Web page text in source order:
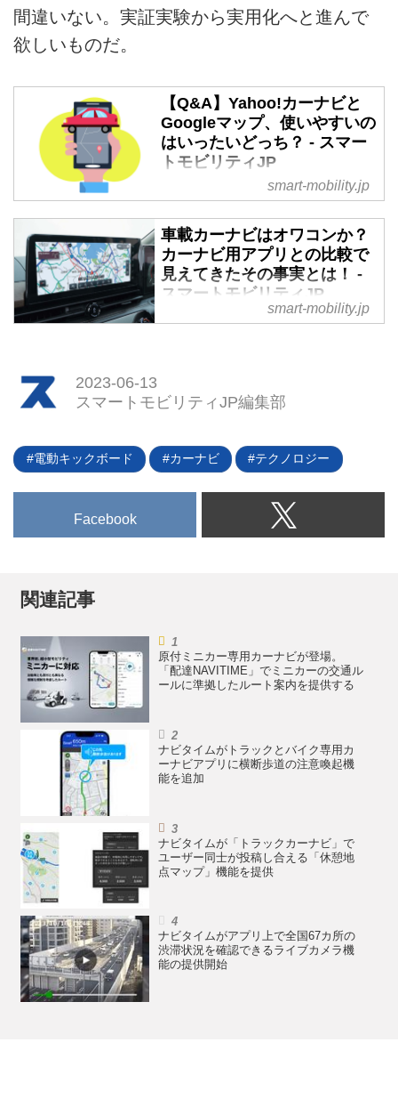
間違いない。実証実験から実用化へと進んで
欲しいものだ。
【Q&A】Yahoo!カーナビと
Googleマップ、使いやすいの
はいったいどっち？ - スマー
トモビリティJP
ナビアプリの中で不動の人気を誇
と「Googleマップ」だ。いずれ
のアプリも無料で使え、機能面で
の評価はおおよそ高い。その意味
でこのふたつはナビアプリの双璧
とも言える存在だ。ここではこの
smart-mobility.jp
車載カーナビはオワコンか？
カーナビ用アプリとの比較で
見えてきたその事実とは！ -
スマートモビリティJP
「もはや高いカーナビなんていら
在がある。その性能レベルが上が
たいてカーナビを導入する必要は
ないという考え方だ。一方で信頼
載カーナビ」の存在も無視できな
い。そこで、今回は「車載カーナ
ム」）...
smart-mobility.jp
2023-06-13
スマートモビリティJP編集部
電動キックボード カーナビ テクノロジー
Facebook
関連記事
原付ミニカー専用カーナビが登場。
「配達NAVITIME」でミニカーの交通ル
ールに準拠したルート案内を提供する
ナビタイムがトラックとバイク専用カ
ーナビアプリに横断歩道の注意喚起機
能を追加
ナビタイムが「トラックカーナビ」で
ユーザー同士が投稿し合える「休憩地
点マップ」機能を提供
ナビタイムがアプリ上で全国67カ所の
渋滞状況を確認できるライブカメラ機
能の提供開始